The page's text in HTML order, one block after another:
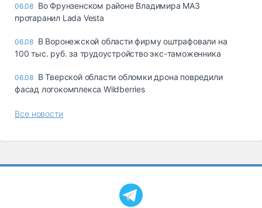
06.08 Во Фрунзенском районе Владимира МАЗ
протаранил Lada Vesta
06.08 В Воронежской области фирму оштрафовали на
100 тыс. руб. за трудоустройство экс-таможенника
06.08 В Тверской области обломки дрона повредили
фасад логокомплекса Wildberries
Все новости